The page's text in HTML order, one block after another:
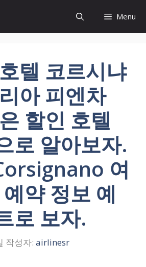
Menu
텔 코르시냐
아 피엔차
할인 호텔
로 알아보자.
여
약 정보 예
로 보자.
작성자: airlinesr